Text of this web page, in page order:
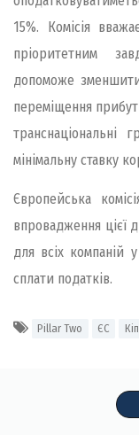
15%. Комісія
пріоритетним
допоможе
переміщення
транснаціональні
мінімальну ставку
Європейська
впровадження цієї
для всіх компаній
сплати податків.
Pillar Two ЄС